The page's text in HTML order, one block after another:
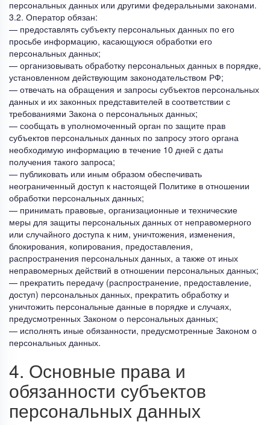
персональных данных или другими федеральными законами.
3.2. Оператор обязан:
— предоставлять субъекту персональных данных по его
просьбе информацию, касающуюся обработки его
персональных данных;
— организовывать обработку персональных данных в порядке,
установленном действующим законодательством РФ;
— отвечать на обращения и запросы субъектов персональных
данных и их законных представителей в соответствии с
требованиями Закона о персональных данных;
— сообщать в уполномоченный орган по защите прав
субъектов персональных данных по запросу этого органа
необходимую информацию в течение 10 дней с даты
получения такого запроса;
— публиковать или иным образом обеспечивать
неограниченный доступ к настоящей Политике в отношении
обработки персональных данных;
— принимать правовые, организационные и технические
меры для защиты персональных данных от неправомерного
или случайного доступа к ним, уничтожения, изменения,
блокирования, копирования, предоставления,
распространения персональных данных, а также от иных
неправомерных действий в отношении персональных данных;
— прекратить передачу (распространение, предоставление,
доступ) персональных данных, прекратить обработку и
уничтожить персональные данные в порядке и случаях,
предусмотренных Законом о персональных данных;
— исполнять иные обязанности, предусмотренные Законом о
персональных данных.
4. Основные права и
обязанности субъектов
персональных данных